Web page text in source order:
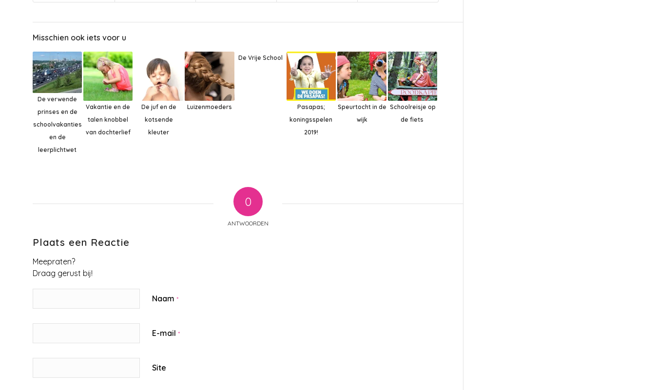
Misschien ook iets voor u
De verwende
prinses en de
schoolvakanties
en de
leerplichtwet
Vakantie en de
talen knobbel
van dochterlief
De juf en de
kotsende
kleuter
Luizenmoeders
De Vrije School
Pasapas;
koningsspelen
2019!
Speurtocht in de
wijk
Schoolreisje op
de fiets
0
ANTWOORDEN
Plaats een Reactie
Meepraten?
Draag gerust bij!
Naam *
E-mail *
Site